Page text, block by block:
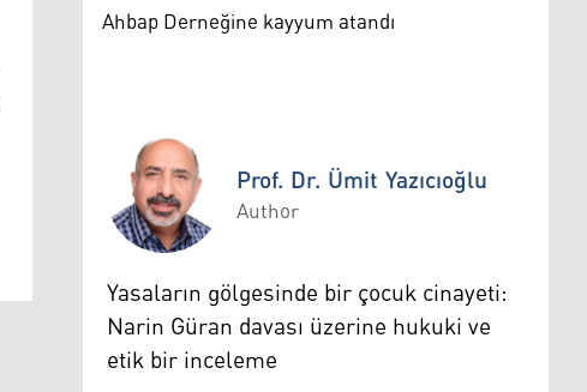
Ahbap Derneğine kayyum atandı
Prof. Dr. Ümit Yazıcıoğlu
Prof. Dr. Ümit Yazıcıoğlu
Author
Yasaların gölgesinde bir çocuk cinayeti:
Narin Güran davası üzerine hukuki ve
etik bir inceleme